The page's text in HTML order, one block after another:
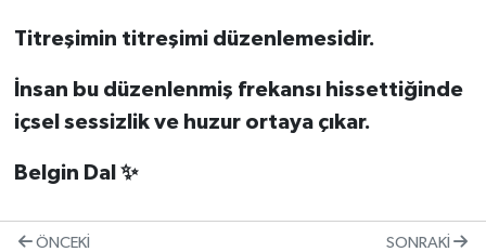
Titreşimin titreşimi düzenlemesidir.
İnsan bu düzenlenmiş frekansı hissettiğinde
içsel sessizlik ve huzur ortaya çıkar.
Belgin Dal ✨
ÖNCEKI SONRAKI